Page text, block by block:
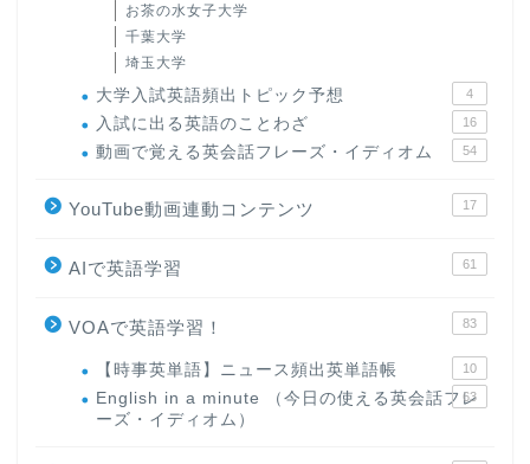
お茶の水女子大学
千葉大学
埼玉大学
大学入試英語頻出トピック予想 4
入試に出る英語のことわざ 16
動画で覚える英会話フレーズ・イディオム 54
YouTube動画連動コンテンツ 17
AIで英語学習 61
VOAで英語学習！ 83
【時事英単語】ニュース頻出英単語帳 10
English in a minute （今日の使える英会話フレ
ーズ・イディオム）
63